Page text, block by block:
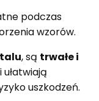
podczas
wzorów.
, są trwałe i
uszkodzeń.